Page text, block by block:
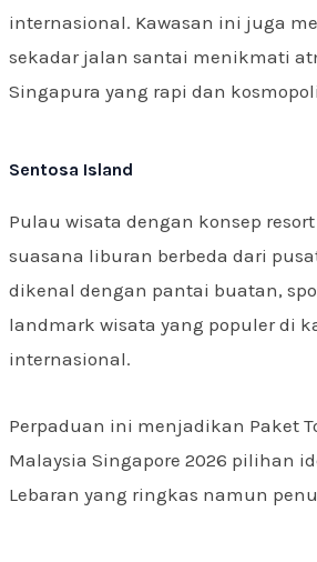
internasional. Kawasan ini juga
sekadar jalan santai menikmati
Singapura yang rapi dan
Sentosa Island
Pulau wisata dengan konsep
suasana liburan berbeda dari
dikenal dengan pantai buatan,
landmark wisata yang populer di
internasional.
Perpaduan ini menjadikan Paket
Malaysia Singapore 2026 pilihan
Lebaran yang ringkas namun